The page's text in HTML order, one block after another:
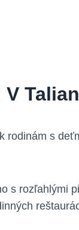
s
s rozľahlými